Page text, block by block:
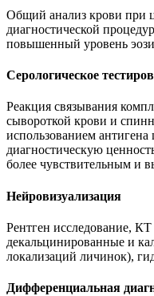
Общий анализ крови при
диагностической
повышенный уровень
Серологическое
Реакция связывания
сывороткой крови и
использованием антигена
диагностическую
более чувствительным и
Нейровизуализация
Рентген исследование,
декальцинированные и
локализаций личинок),
Дифференциальная